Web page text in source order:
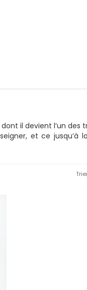
il devient l’un des
et ce jusqu’à